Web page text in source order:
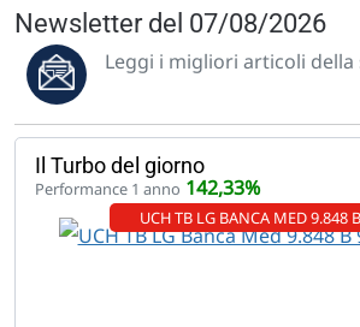
Newsletter del 07/08/2026
Leggi i migliori articoli della
Il Turbo del giorno
Performance 1 anno 142,33%
UCH TB LG BANCA MED 9.848